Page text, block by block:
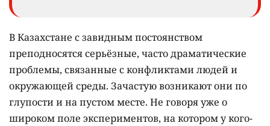
В Казахстане с завидным постоянством
преподносятся серьёзные, часто драматические
проблемы, связанные с конфликтами людей и
окружающей среды. Зачастую возникают они по
глупости и на пустом месте. Не говоря уже о
широком поле экспериментов, на котором у кого-